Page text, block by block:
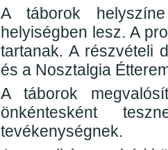
A táborok
helyiségben lesz. A
tartanak. A részvételi
és a Nosztalgia
A táborok
önkéntesként
tevékenységnek.